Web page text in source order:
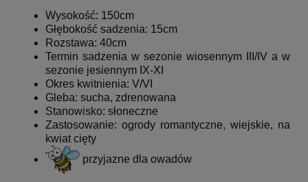
Wysokość: 150cm
Głębokość sadzenia: 15cm
Rozstawa: 40cm
Termin sadzenia w sezonie wiosennym III/IV a w
sezonie jesiennym IX-XI
Okres kwitnienia: V/VI
Gleba: sucha, zdrenowana
Stanowisko: słoneczne
Zastosowanie: ogrody romantyczne, wiejskie, na
kwiat cięty
przyjazne dla owadów